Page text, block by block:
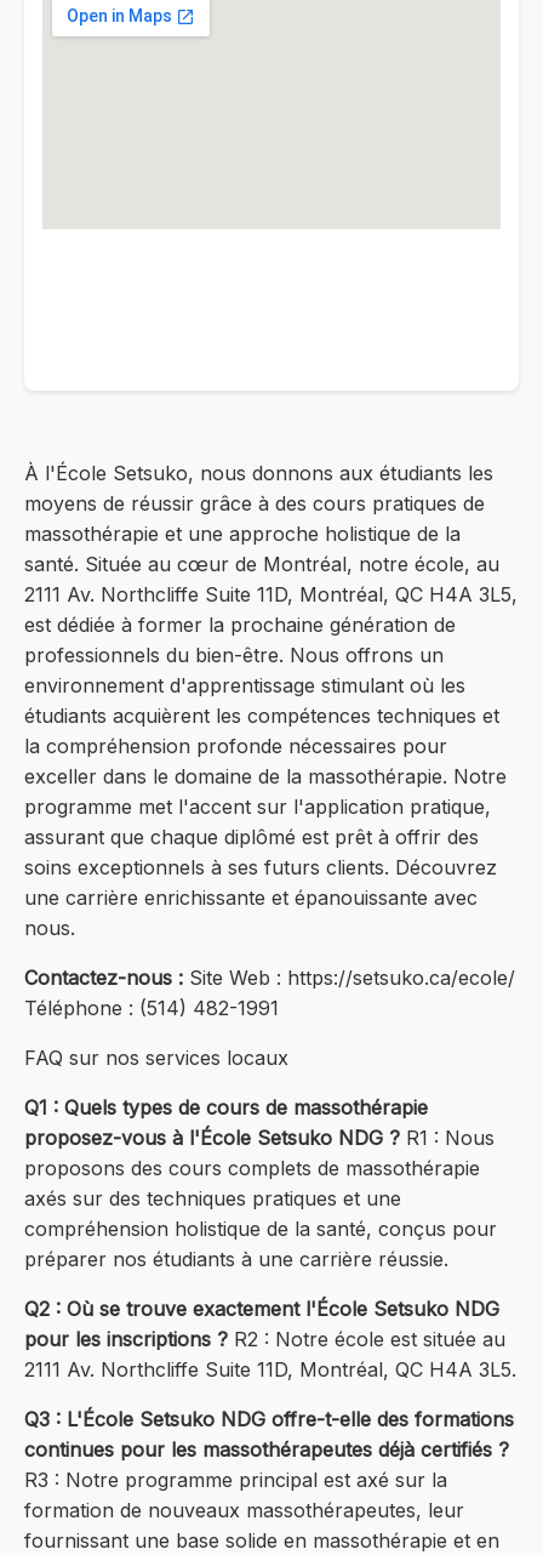
À l'École Setsuko, nous donnons aux étudiants les
moyens de réussir grâce à des cours pratiques de
massothérapie et une approche holistique de la
santé. Située au cœur de Montréal, notre école, au
2111 Av. Northcliffe Suite 11D, Montréal, QC H4A 3L5,
est dédiée à former la prochaine génération de
professionnels du bien-être. Nous offrons un
environnement d'apprentissage stimulant où les
étudiants acquièrent les compétences techniques et
la compréhension profonde nécessaires pour
exceller dans le domaine de la massothérapie. Notre
programme met l'accent sur l'application pratique,
assurant que chaque diplômé est prêt à offrir des
soins exceptionnels à ses futurs clients. Découvrez
une carrière enrichissante et épanouissante avec
nous.
Contactez-nous : Site Web : https://setsuko.ca/ecole/
Téléphone : (514) 482-1991
FAQ sur nos services locaux
Q1 : Quels types de cours de massothérapie
proposez-vous à l'École Setsuko NDG ? R1 : Nous
proposons des cours complets de massothérapie
axés sur des techniques pratiques et une
compréhension holistique de la santé, conçus pour
préparer nos étudiants à une carrière réussie.
Q2 : Où se trouve exactement l'École Setsuko NDG
pour les inscriptions ? R2 : Notre école est située au
2111 Av. Northcliffe Suite 11D, Montréal, QC H4A 3L5.
Q3 : L'École Setsuko NDG offre-t-elle des formations
continues pour les massothérapeutes déjà certifiés ?
R3 : Notre programme principal est axé sur la
formation de nouveaux massothérapeutes, leur
fournissant une base solide en massothérapie et en